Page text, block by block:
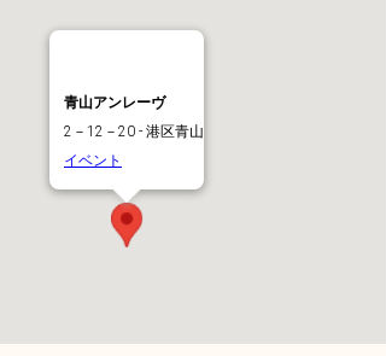
青山アンレーヴ
2－12－20 - 港区青山
イベント